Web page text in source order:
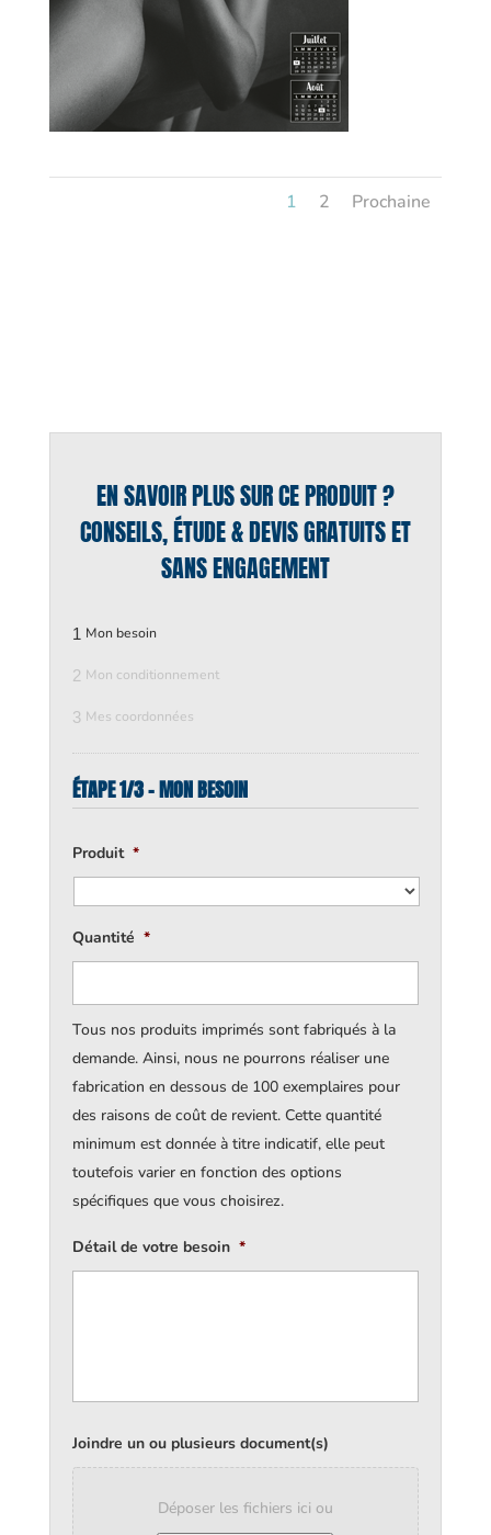
1 2 Prochaine
EN SAVOIR PLUS SUR CE PRODUIT ?
CONSEILS, ÉTUDE & DEVIS GRATUITS ET
SANS ENGAGEMENT
1 Mon besoin
2 Mon conditionnement
3 Mes coordonnées
ÉTAPE 1/3 - MON BESOIN
Produit *
Quantité *
Tous nos produits imprimés sont fabriqués à la
demande. Ainsi, nous ne pourrons réaliser une
fabrication en dessous de 100 exemplaires pour
des raisons de coût de revient. Cette quantité
minimum est donnée à titre indicatif, elle peut
toutefois varier en fonction des options
spécifiques que vous choisirez.
Détail de votre besoin *
Joindre un ou plusieurs document(s)
Déposer les fichiers ici ou